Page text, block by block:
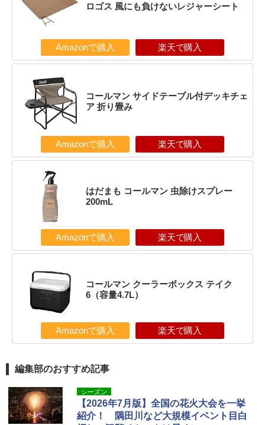
ロゴス 風にも負けないレジャーシート
Amazonで購入 楽天で購入
コールマン サイドテーブル付デッキチェ
ア 折り畳み
Amazonで購入 楽天で購入
はだまも コールマン 虫除けスプレー
200mL
Amazonで購入 楽天で購入
コールマン クーラーボックス テイク
6（容量4.7L）
Amazonで購入 楽天で購入
編集部のおすすめ記事
シーズン
【2026年7月版】全国の花火大会を一挙
紹介！ 隅田川など大規模イベント目白